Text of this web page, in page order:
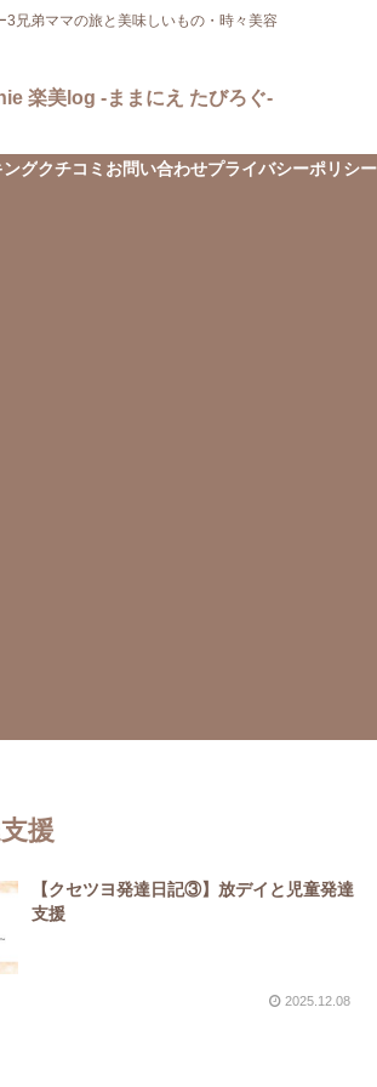
3兄弟ママの旅と美味しいもの・時々美容
楽美log -ままにえ たびろぐ-
ングクチコミ お問い合わせプライバシーポリシー
援
【クセツヨ発達日記③】放デイと児童発達
支援
2025.12.08